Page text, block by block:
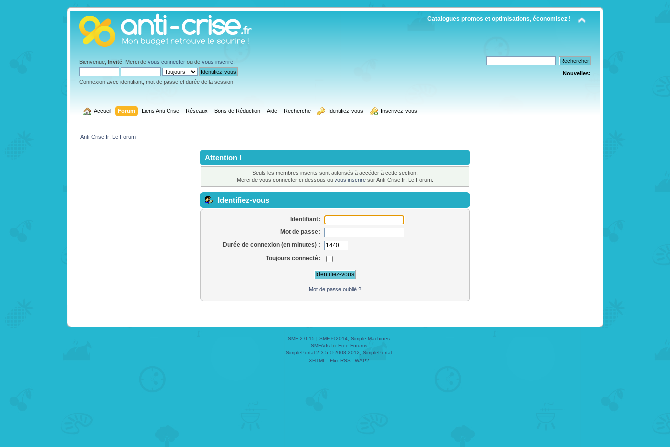
Catalogues promos et optimisations, économisez !
Bienvenue,Invité . Merci devous connecter ou devous inscrire
Connexion avec identifiant, mot de passe et durée de la session
Nouvelles:
Accueil Forum Liens Anti-Crise Réseaux Bons de Réduction Aide Recherche Identifiez-vous Inscrivez-vous
Anti-Crise.fr: Le Forum
Attention !
Seuls les membres inscrits sont autorisés à accéder à cette section.
Merci de vous connecter ci-dessous ou vous inscriresur Anti-Crise.fr: Le Forum.
Identifiez-vous
Identifiant:
Mot de passe:
Durée de connexion (en minutes) :
Toujours connecté:
Mot de passe oublié ?
SMF 2.0.15 | SMF © 2014
Simple Machines
SMFAdsfor Free Forums
SimplePortal 2.3.5 © 2008-2012, SimplePortal
XHTML
Flux RSS WAP2